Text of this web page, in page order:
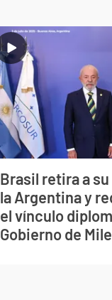
Brasil retira a
la Argentina y
el vínculo
Gobierno de